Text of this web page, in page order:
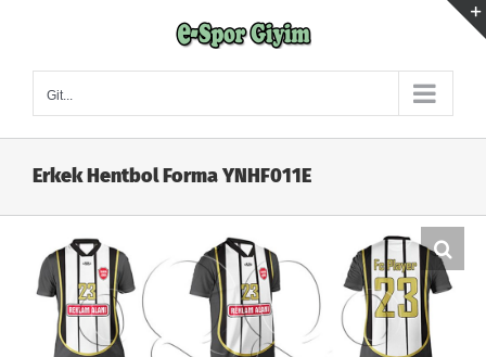
Git...
Erkek Hentbol Forma YNHF011E